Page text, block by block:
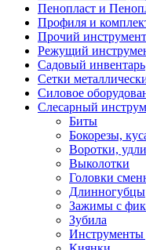
Пенопласт и
Профиля и
Прочий инструмент
Режущий
Садовый инвентарь
Сетки
Силовое
Слесарный
Биты
Бокорезы,
Воротки,
Выколотки
Головки
Длинногубцы
Зажимы с
Зубила
Инструменты